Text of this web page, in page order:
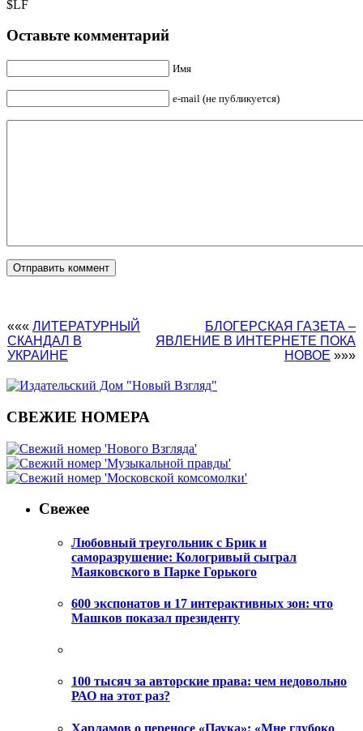
$LF
Оставьте комментарий
Имя
e-mail (не публикуется)
««« ЛИТЕРАТУРНЫЙ
СКАНДАЛ В
УКРАИНЕ
БЛОГЕРСКАЯ ГАЗЕТА –
ЯВЛЕНИЕ В ИНТЕРНЕТЕ ПОКА
НОВОЕ »»»
СВЕЖИЕ НОМЕРА
Свежее
Любовный треугольник с Брик и
саморазрушение: Кологривый сыграл
Маяковского в Парке Горького
600 экспонатов и 17 интерактивных зон: что
Машков показал президенту
100 тысяч за авторские права: чем недовольно
РАО на этот раз?
Харламов о переносе «Паука»: «Мне глубоко